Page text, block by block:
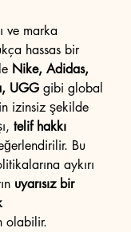
ve marka
hassas bir
Nike, Adidas,
UGG gibi global
izinsiz şekilde
telif hakkı
Bu
aykırı
uyarısız bir
olabilir.